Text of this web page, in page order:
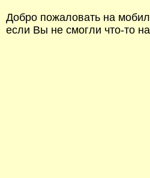
Добро пожаловать на
если Вы не смогли что-то